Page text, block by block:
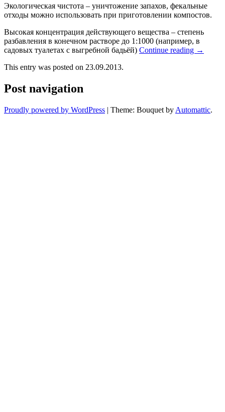
Экологическая чистота – уничтожение запахов, фекальные
отходы можно использовать при приготовлении компостов.
Высокая концентрация действующего вещества – степень
разбавления в конечном растворе до 1:1000 (например, в
садовых туалетах с выгребной бадьёй) Continue reading →
This entry was posted on 23.09.2013.
Post navigation
Proudly powered by WordPress | Theme: Bouquet by Automattic.